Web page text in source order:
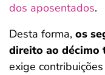
dos aposentados.
Desta forma, os
direito ao décimo
exige